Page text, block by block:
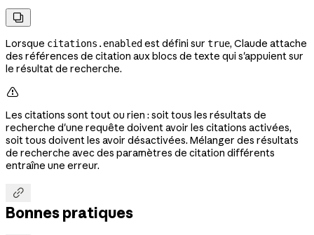

Lorsque citations.enabled est défini sur true, Claude attache
des références de citation aux blocs de texte qui s'appuient sur
le résultat de recherche.

Les citations sont tout ou rien : soit tous les résultats de
recherche d'une requête doivent avoir les citations activées,
soit tous doivent les avoir désactivées. Mélanger des résultats
de recherche avec des paramètres de citation différents
entraîne une erreur.

Bonnes pratiques